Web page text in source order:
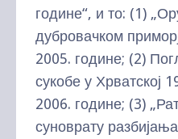
године“, и то: (1)
дубровачком
2005. године; (2)
сукобе у Хрватској
2006. године; (3)
суноврату